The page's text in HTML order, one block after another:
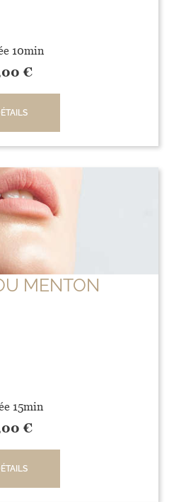
10min
€
MENTON
15min
€